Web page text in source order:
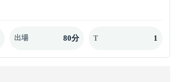
出場 80分 T 1